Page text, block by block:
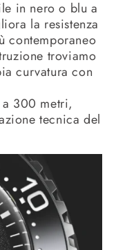
in nero o blu a
la resistenza
contemporaneo
troviamo
curvatura con
300 metri,
tecnica del